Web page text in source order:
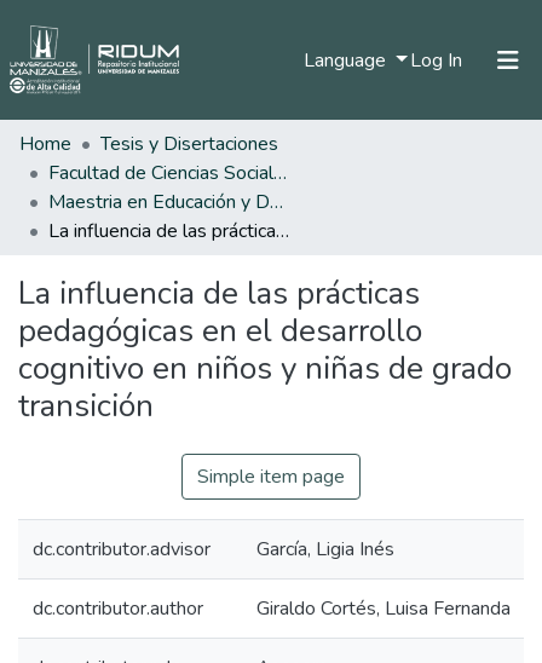
Language Log In (current)
Home
Tesis y Disertaciones
Facultad de Ciencias Sociales y Humanas
Maestria en Educación y Desarrollo Humano
La influencia de las prácticas pedagógicas en el desarrollo cognitivo en niños y niñas de grado transición
La influencia de las prácticas
pedagógicas en el desarrollo
cognitivo en niños y niñas de grado
transición
Simple item page
dc.contributor.advisor García, Ligia Inés
dc.contributor.author Giraldo Cortés, Luisa Fernanda